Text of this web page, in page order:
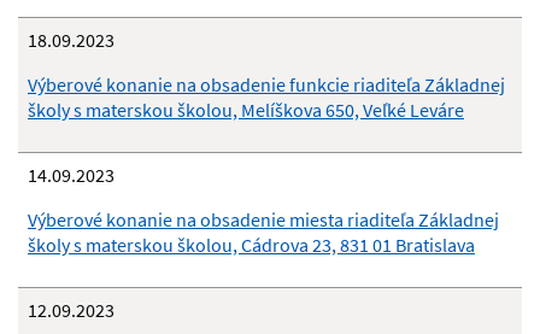
18.09.2023
Výberové konanie na obsadenie funkcie riaditeľa Základnej
školy s materskou školou, Melíškova 650, Veľké Leváre
14.09.2023
Výberové konanie na obsadenie miesta riaditeľa Základnej
školy s materskou školou, Cádrova 23, 831 01 Bratislava
12.09.2023